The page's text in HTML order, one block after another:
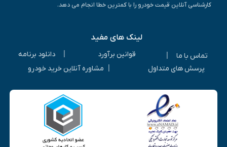
کارشناسی آنلاین قیمت خودرو را با کمترین خطا انجام می دهد.
لینک های مفید
تماس با ما قوانین برآورد
دانلود برنامه
پرسش های متداول
مشاوره آنلاین خرید خودرو